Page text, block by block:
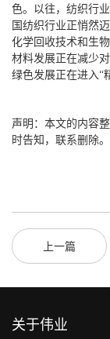
色。以往，纺织行
国纺织行业正悄然
化学回收技术和生
材料发展正在减少
绿色发展正在进入“
声明：本文的内容
时告知，联系删除。
上一篇
关于伟业